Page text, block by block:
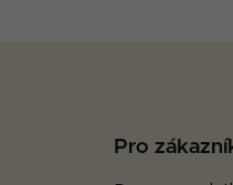
Pro